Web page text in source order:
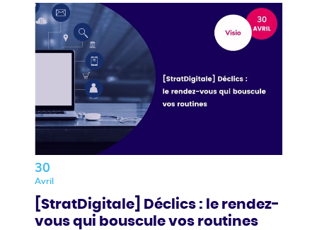
30
Avril
[StratDigitale] Déclics : le rendez-
vous qui bouscule vos routines